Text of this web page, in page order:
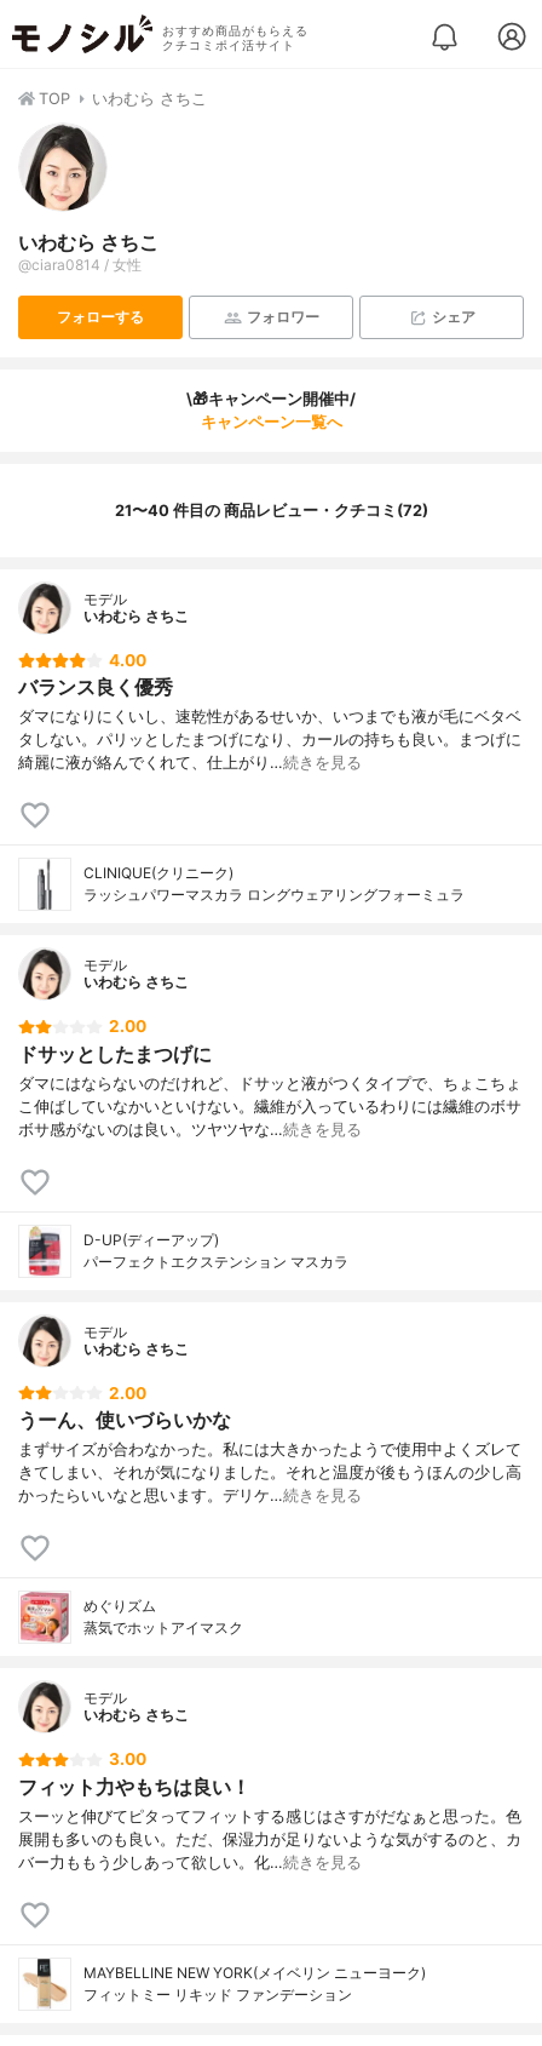
おすすめ商品がもらえる
クチコミポイ活サイト
TOP いわむら さちこ
いわむら さちこ
@ciara0814 / 女性
フォローする フォロワー シェア
\🎁キャンペーン開催中/
キャンペーン一覧へ
21〜40 件目の 商品レビュー・クチコミ(72)
モデル
いわむら さちこ
4.00
バランス良く優秀
ダマになりにくいし、速乾性があるせいか、いつまでも液が毛にベタベ
タしない。パリッとしたまつげになり、カールの持ちも良い。まつげに
綺麗に液が絡んでくれて、仕上がり…続きを見る
CLINIQUE(クリニーク)
ラッシュパワーマスカラ ロングウェアリングフォーミュラ
モデル
いわむら さちこ
2.00
ドサッとしたまつげに
ダマにはならないのだけれど、ドサッと液がつくタイプで、ちょこちょ
こ伸ばしていなかいといけない。繊維が入っているわりには繊維のボサ
ボサ感がないのは良い。ツヤツヤな…続きを見る
D-UP(ディーアップ)
パーフェクトエクステンション マスカラ
モデル
いわむら さちこ
2.00
うーん、使いづらいかな
まずサイズが合わなかった。私には大きかったようで使用中よくズレて
きてしまい、それが気になりました。それと温度が後もうほんの少し高
かったらいいなと思います。デリケ…続きを見る
めぐりズム
蒸気でホットアイマスク
モデル
いわむら さちこ
3.00
フィット力やもちは良い！
スーッと伸びてピタってフィットする感じはさすがだなぁと思った。色
展開も多いのも良い。ただ、保湿力が足りないような気がするのと、カ
バー力ももう少しあって欲しい。化…続きを見る
MAYBELLINE NEW YORK(メイベリン ニューヨーク)
フィットミー リキッド ファンデーション